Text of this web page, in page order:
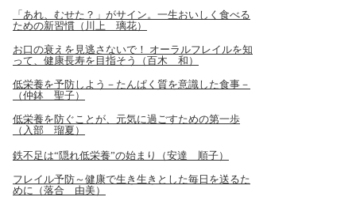
「あれ、むせた？」がサイン。一生おいしく食べる
ための新習慣（川上 璃花）
お口の衰えを見逃さないで！ オーラルフレイルを知
って、健康長寿を目指そう（百木 和）
低栄養を予防しよう－たんぱく質を意識した食事－
（仲鉢 聖子）
低栄養を防ぐことが、元気に過ごすための第一歩
（入部 瑠夏）
鉄不足は“隠れ低栄養”の始まり（安達 順子）
フレイル予防～健康で生き生きとした毎日を送るた
めに（落合 由美）